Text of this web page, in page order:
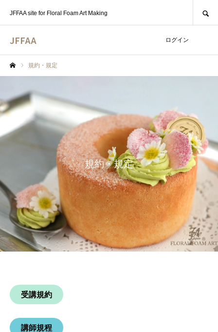
JFFAA
JFFAA site for Floral Foam Art Making
ログイン
規約・規定
規約・規定
受講規約
講師規程